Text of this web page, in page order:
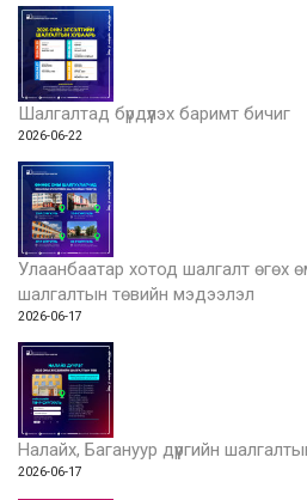
Шалгалтад бүрдүүлэх баримт бичиг
2026-06-22
Улаанбаатар хотод шалгалт өгөх
шалгалтын төвийн мэдээлэл
2026-06-17
Налайх, Багануур дүүргийн
2026-06-17